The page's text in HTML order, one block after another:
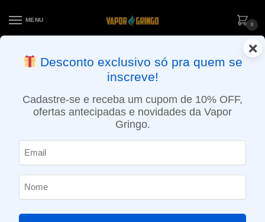
MENU
0
ENTREGA NO MESMO DIA EM SÃO PAULO (SEG A SEX): PEDIDOS
APROVADOS ATÉ 15:30 VIA MOTOBOY
×
Desconto exclusivo só pra quem se
inscreve!
Cadastre-se e receba um cupom de 10% OFF,
ofertas antecipadas e novidades da Vapor
Gringo.